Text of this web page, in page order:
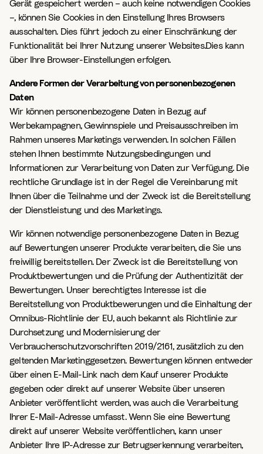
Gerät gespeichert werden – auch keine notwendigen Cookies
–, können Sie Cookies in den Einstellung Ihres Browsers
ausschalten. Dies führt jedoch zu einer Einschränkung der
Funktionalität bei Ihrer Nutzung unserer Websites.Dies kann
über Ihre Browser-Einstellungen erfolgen.
Andere Formen der Verarbeitung von personenbezogenen
Daten
Wir können personenbezogene Daten in Bezug auf
Werbekampagnen, Gewinnspiele und Preisausschreiben im
Rahmen unseres Marketings verwenden. In solchen Fällen
stehen Ihnen bestimmte Nutzungsbedingungen und
Informationen zur Verarbeitung von Daten zur Verfügung. Die
rechtliche Grundlage ist in der Regel die Vereinbarung mit
Ihnen über die Teilnahme und der Zweck ist die Bereitstellung
der Dienstleistung und des Marketings.
Wir können notwendige personenbezogene Daten in Bezug
auf Bewertungen unserer Produkte verarbeiten, die Sie uns
freiwillig bereitstellen. Der Zweck ist die Bereitstellung von
Produktbewertungen und die Prüfung der Authentizität der
Bewertungen. Unser berechtigtes Interesse ist die
Bereitstellung von Produktbewerungen und die Einhaltung der
Omnibus-Richtlinie der EU, auch bekannt als Richtlinie zur
Durchsetzung und Modernisierung der
Verbraucherschutzvorschriften 2019/2161, zusätzlich zu den
geltenden Marketinggesetzen. Bewertungen können entweder
über einen E-Mail-Link nach dem Kauf unserer Produkte
gegeben oder direkt auf unserer Website über unseren
Anbieter veröffentlicht werden, was auch die Verarbeitung
Ihrer E-Mail-Adresse umfasst. Wenn Sie eine Bewertung
direkt auf unserer Website veröffentlichen, kann unser
Anbieter Ihre IP-Adresse zur Betrugserkennung verarbeiten,